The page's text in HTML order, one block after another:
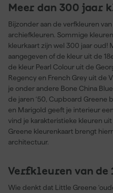
Meer dan 300 jaar
Bijzonder aan de verfkleuren
archiefkleuren. Sommige
kleurkaart zijn wel 300 jaar
aangegeven of de kleur uit de
de kleur Pearl Colour uit de
Regency en French Grey uit de
je onder andere Bone China
de jaren ‘50, Cupboard Greene
en Marigold geeft je interieur
vind je karakteristieke kleuren
Greene kleurenkaart brengt
architectuur.
Verfkleuren van de
Wie denkt dat Little Greene